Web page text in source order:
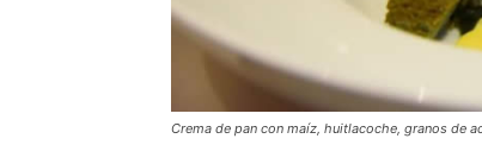
Crema de pan con maíz, huitlacoche, granos de